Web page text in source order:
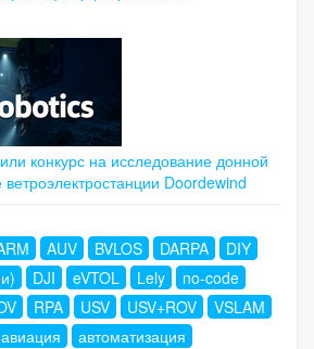
конкурс на исследование донной
Doordewind
AUV BVLOS DARPA
DIY
DJI eVTOL Lely
no-code
RPA USV USV+ROV
VSLAM
авиация
автоматизация